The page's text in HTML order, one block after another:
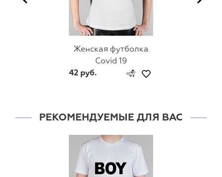
Женская футболка
Covid 19
42 руб.
РЕКОМЕНДУЕМЫЕ ДЛЯ ВАС